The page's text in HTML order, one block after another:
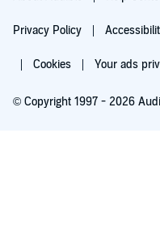
Privacy Policy
Cookies Your ads
© Copyright 1997 - 2026